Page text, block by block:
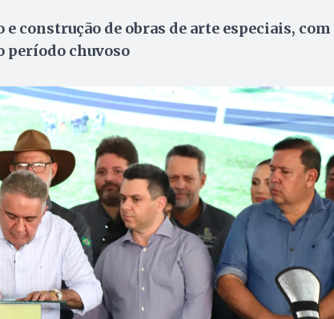
construção de obras de arte especiais, com
período chuvoso